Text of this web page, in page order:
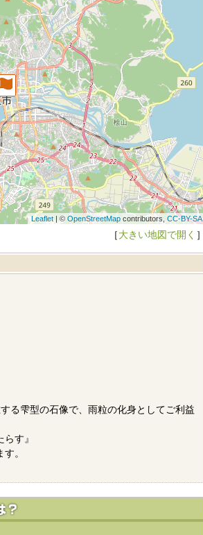
Leaflet| © OpenStreetMapcontributors, CC-BY-SA
［大きい地図で開く ］
る雫型の石像で、雨粒の化身としてご利益
す』
。